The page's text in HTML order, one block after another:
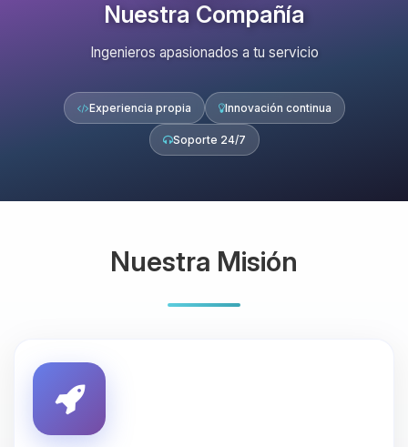
Nuestra Compañía
Ingenieros apasionados a tu servicio
Experiencia propia Innovación continua
Soporte 24/7
Nuestra Misión